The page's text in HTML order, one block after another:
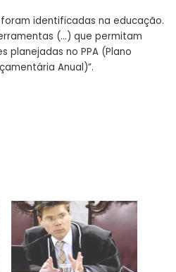
identificadas na educação.
(…) que permitam
planejadas no PPA (Plano
Anual)”.